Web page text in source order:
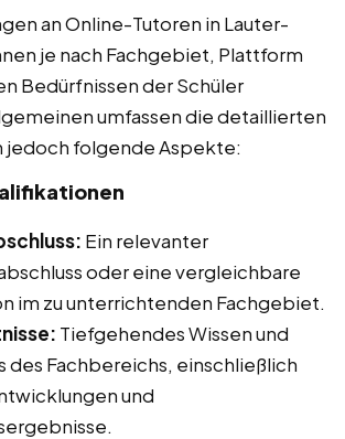
an Online-Tutoren in Lauter-
je nach Fachgebiet, Plattform
Bedürfnissen der Schüler
umfassen die detaillierten
jedoch folgende Aspekte:
Ein relevanter
oder eine vergleichbare
im zu unterrichtenden Fachgebiet.
Tiefgehendes Wissen und
des Fachbereichs, einschließlich
und